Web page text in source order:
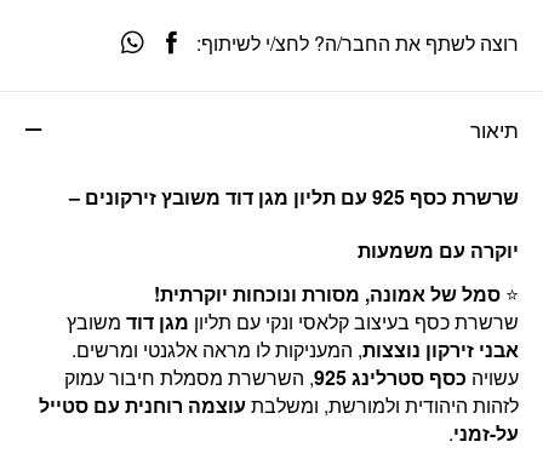
תיאור
שרשרת כסף 925 עם תליון מגן דוד משובץ זירקונים –
יוקרה עם משמעות
⭐ סמל של אמונה, מסורת ונוכחות יוקרתית!
שרשרת כסף בעיצוב קלאסי ונקי עם תליון מגן דודמשובץ
אבני זירקון נוצצות, המעניקות לו מראה אלגנטי ומרשים.
עשויה כסף סטרלינג 925
, השרשרת מסמלת חיבור עמוק
לזהות היהודית ולמורשת, ומשלבת עוצמה רוחנית עם סטייל
על-זמני.
רוצה לשתף את החבר/ה? לחצ/י לשיתוף: